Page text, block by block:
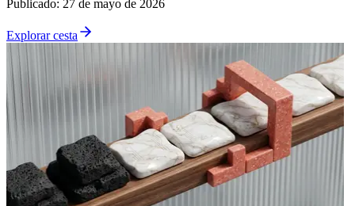
Publicado: 27 de mayo de 2026
Explorar cesta